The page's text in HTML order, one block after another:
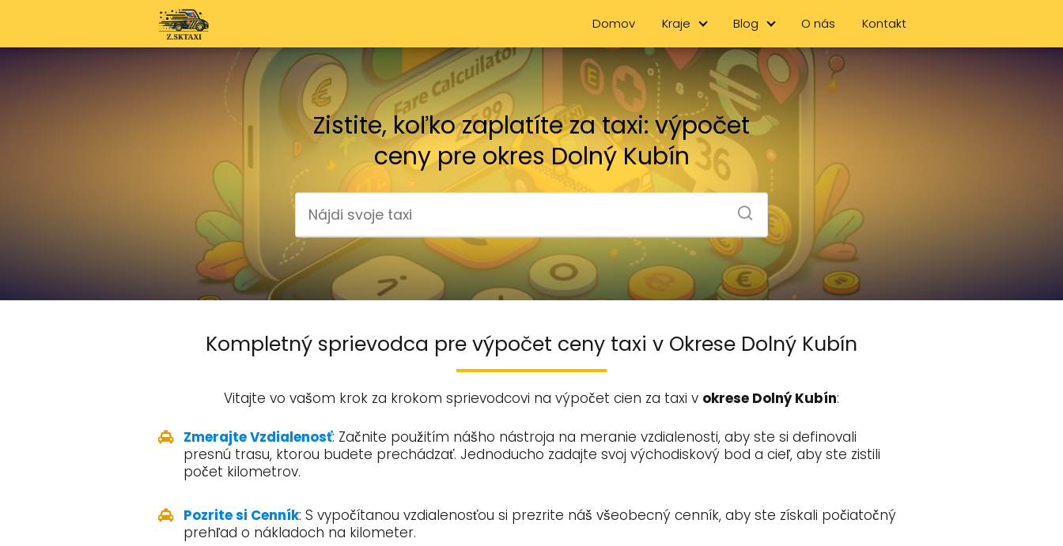
Domov Kraje Blog O nás Kontakt
Zistite, koľko zaplatíte za taxi: výpočet
ceny pre okres Dolný Kubín
Kompletný sprievodca pre výpočet ceny taxi v Okrese Dolný Kubín
Vitajte vo vašom krok za krokom sprievodcovi na výpočet cien za taxi v okrese Dolný Kubín:
Zmerajte Vzdialenosť: Začnite použitím nášho nástroja na meranie vzdialenosti, aby ste si definovali
presnú trasu, ktorou budete prechádzať. Jednoducho zadajte svoj východiskový bod a cieľ, aby ste zistili
počet kilometrov.
Pozrite si Cenník: S vypočítanou vzdialenosťou si prezrite náš všeobecný cenník, aby ste získali počiatočný
prehľad o nákladoch na kilometer.